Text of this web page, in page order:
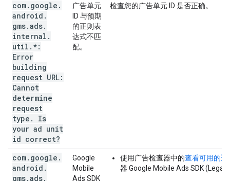
com. google .
android .
gms.ads.
internal .
util . *:
Error
building
request URL:
Cannot
determine
request
type .
Is
your ad unit
id correct?
广告单元
ID 与预期
的正则表
达式不匹
配。
检查您的广告单元 ID 是否正确。
com. google .
android .
gms.ads.
Google
Mobile
Ads SDK
使用广告检查器中的查看可用的适
器 Google Mobile Ads SDK